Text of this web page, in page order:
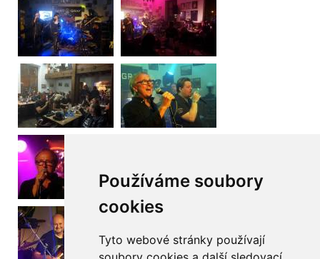
Používáme soubory
cookies
Tyto webové stránky používají